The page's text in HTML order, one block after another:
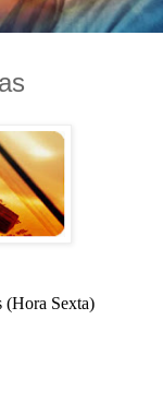
(Hora Sexta)